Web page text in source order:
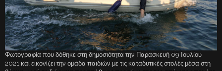
Φωτογραφία που δόθηκε στη δημοσιότητα την Παρασκευή 09 Ιουλίου
2021 και εικονίζει την ομάδα παιδιών με τις καταδυτικές στολές μέσα στη